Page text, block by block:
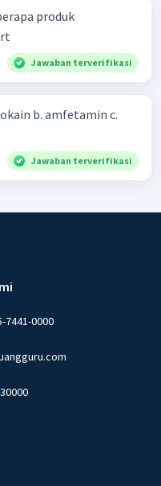
produk
Jawaban terverifikasi
b. amfetamin c.
Jawaban terverifikasi
7441-0000